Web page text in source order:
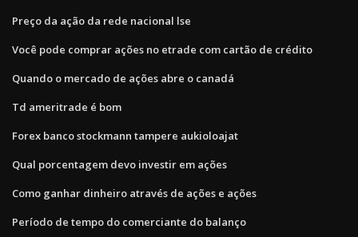
Preço da ação da rede nacional lse
Você pode comprar ações no etrade com cartão de crédito
Quando o mercado de ações abre o canadá
Td ameritrade é bom
Forex banco stockmann tampere aukioloajat
Qual porcentagem devo investir em ações
Como ganhar dinheiro através de ações e ações
Período de tempo do comerciante do balanço